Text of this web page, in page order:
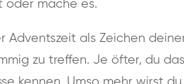
oder mache es.
Adventszeit als Zeichen
zu treffen. Je öfter, du